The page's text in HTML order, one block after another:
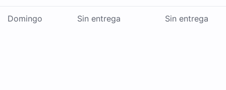
Domingo Sin entrega Sin entrega